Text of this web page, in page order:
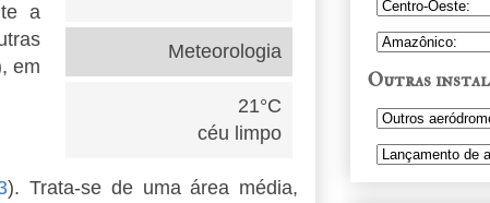
Meteorologia
21°C
céu limpo
a
em
). Trata-se de uma área média,
Outras